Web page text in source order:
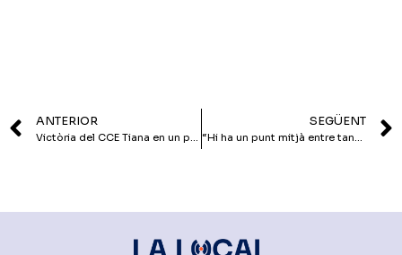
ANTERIOR
Victòria del CCE Tiana en un partit molt complicat
SEGÜENT
“Hi ha un punt mitjà entre tancar mitjans i mantenir estructures caríssimes de fa 20 anys”